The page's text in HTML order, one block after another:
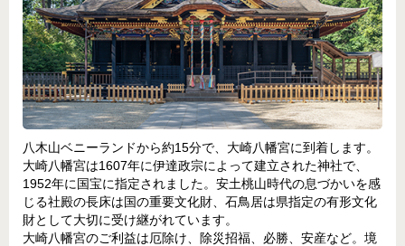
八木山ベニーランドから約15分で、大崎八幡宮に到着します。
大崎八幡宮は1607年に伊達政宗によって建立された神社で、
1952年に国宝に指定されました。安土桃山時代の息づかいを感
じる社殿の長床は国の重要文化財、石鳥居は県指定の有形文化
財として大切に受け継がれています。
大崎八幡宮のご利益は厄除け、除災招福、必勝、安産など。境